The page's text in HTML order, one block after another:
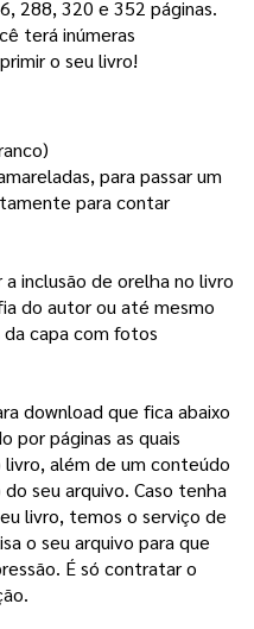
terá inúmeras
o seu livro!
para passar um
para contar
inclusão de orelha no livro
do autor ou até mesmo
capa com fotos
download que fica abaixo
por páginas as quais
além de um conteúdo
seu arquivo. Caso tenha
livro, temos o serviço de
o seu arquivo para que
É só contratar o